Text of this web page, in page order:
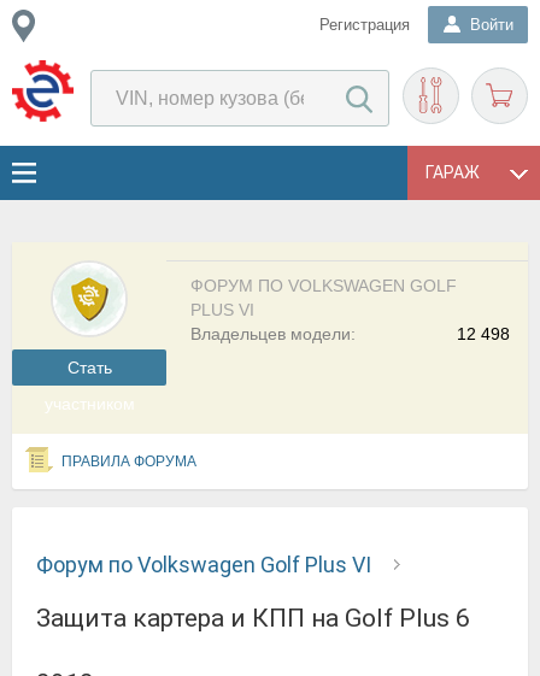
Регистрация Войти
ГАРАЖ
Cтать
участником
ФОРУМ ПО VOLKSWAGEN GOLF
PLUS VI
12 498
Владельцев модели:
ПРАВИЛА ФОРУМА
Форум по Volkswagen Golf Plus VI
Защита картера и КПП на Golf Plus 6